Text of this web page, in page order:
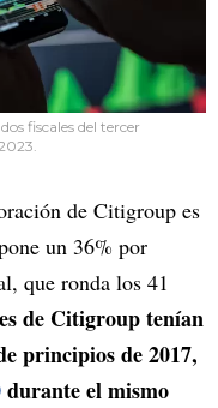
fiscales del tercer
de Citigroup es
un 36% por
que ronda los 41
de Citigroup tenían
principios de 2017,
durante el mismo